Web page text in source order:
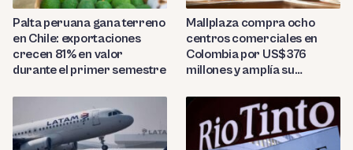
Palta peruana gana terreno
en Chile: exportaciones
crecen 81% en valor
durante el primer semestre
Mallplaza compra ocho
centros comerciales en
Colombia por US$376
millones y amplía su